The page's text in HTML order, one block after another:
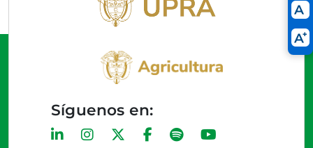
Síguenos en: